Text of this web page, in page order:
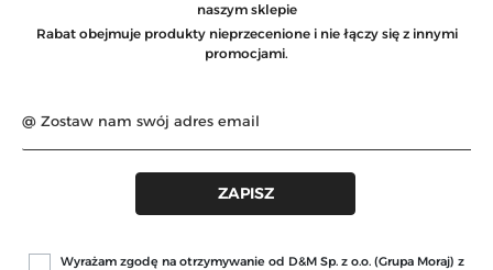
naszym sklepie
Rabat obejmuje produkty nieprzecenione i nie łączy się z innymi
promocjami.
Wyrażam zgodę na otrzymywanie od D&M Sp. z o.o. (Grupa Moraj) z